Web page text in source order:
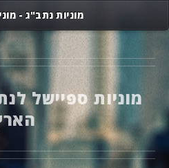
מוניות ספיישל
מוניות נתב"ג -